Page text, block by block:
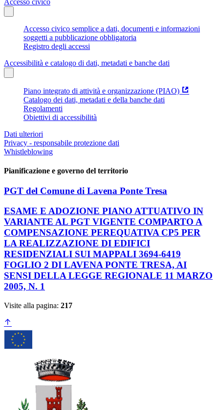
Accesso civico semplice a dati, documenti e informazioni
soggetti a pubblicazione obbligatoria
Registro degli accessi
Accessibilità e catalogo di dati, metadati e banche dati
Piano integrato di attività e organizzazione (PIAO)
Catalogo dei dati, metadati e della banche dati
Regolamenti
Obiettivi di accessibilità
Dati ulteriori
Privacy - responsabile protezione dati
Whistleblowing
Pianificazione e governo del territorio
PGT del Comune di Lavena Ponte Tresa
ESAME E ADOZIONE PIANO ATTUATIVO IN
VARIANTE AL PGT VIGENTE COMPARTO A
COMPENSAZIONE PEREQUATIVA CP5 PER
LA REALIZZAZIONE DI EDIFICI
RESIDENZIALI SUI MAPPALI 3694-6419
FOGLIO 2 DI LAVENA PONTE TRESA, AI
SENSI DELLA LEGGE REGIONALE 11 MARZO
2005, N. 1
Visite alla pagina: 217